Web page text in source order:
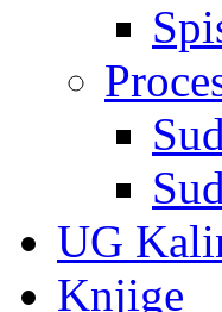
UG
Knjige